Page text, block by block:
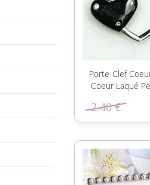
Porte-Clef
Coeur Laqué
2.40 €